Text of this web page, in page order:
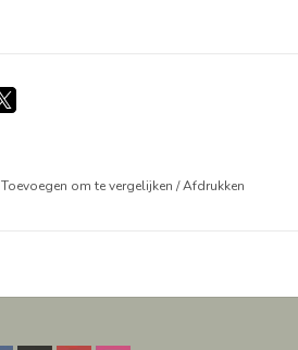
Toevoegen om te vergelijken /Afdrukken